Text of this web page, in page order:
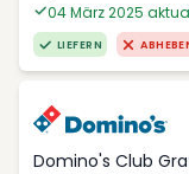
04 März 2025
LIEFERN
Domino's Club